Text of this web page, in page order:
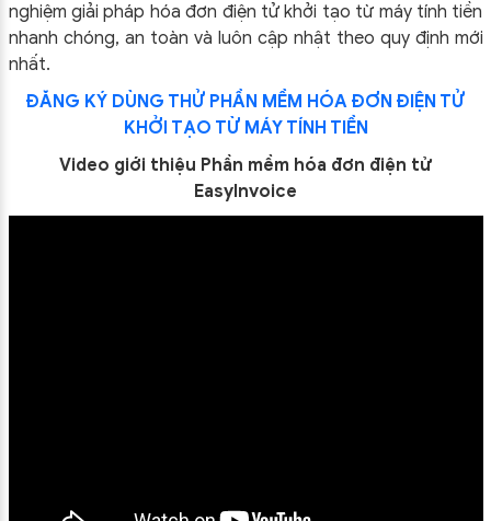
nghiệm giải pháp hóa đơn điện tử khởi tạo từ máy tính tiền
nhanh chóng, an toàn và luôn cập nhật theo quy định mới
nhất.
ĐĂNG KÝ DÙNG THỬ PHẦN MỀM HÓA ĐƠN ĐIỆN TỬ
KHỞI TẠO TỪ MÁY TÍNH TIỀN
Video giới thiệu Phần mềm hóa đơn điện tử
EasyInvoice